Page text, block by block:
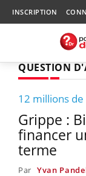
INSCRIPTION
QUESTION
12 millions
Grippe :
financer
terme
Par Yvan